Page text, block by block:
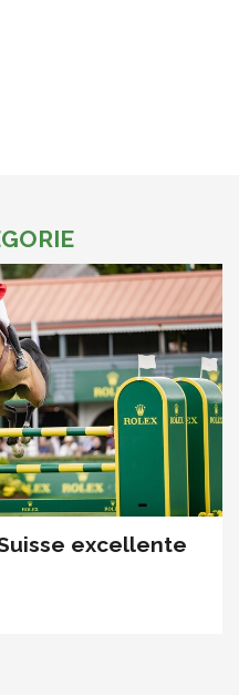
excellente